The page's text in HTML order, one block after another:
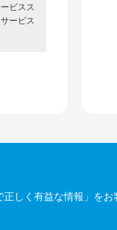
ビスス
ービス
しく有益な情報」をお